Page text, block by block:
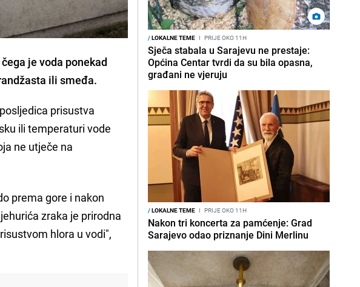
je voda ponekad
ili smeđa.
prisustva
ili temperaturi vode
ne utječe na
prema gore i nakon
zraka je prirodna
hlora u vodi",
/LOKALNE TEME I PRIJE OKO 11H
Sječa stabala u Sarajevu ne prestaje:
Općina Centar tvrdi da su bila opasna,
građani ne vjeruju
/LOKALNE TEME I PRIJE OKO 11H
Nakon tri koncerta za pamćenje: Grad
Sarajevo odao priznanje Dini Merlinu